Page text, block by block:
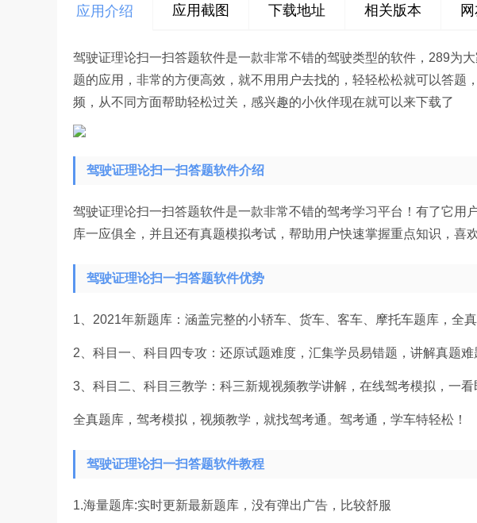
应用介绍 应用截图 下载地址 相关版本
驾驶证理论扫一扫答题软件是一款非常不错的驾驶类型的软件，289为
题的应用，非常的方便高效，就不用用户去找的，轻轻松松就可以答题
频，从不同方面帮助轻松过关，感兴趣的小伙伴现在就可以来下载了
驾驶证理论扫一扫答题软件介绍
驾驶证理论扫一扫答题软件是一款非常不错的驾考学习平台！有了它用
库一应俱全，并且还有真题模拟考试，帮助用户快速掌握重点知识，喜
驾驶证理论扫一扫答题软件优势
1、2021年新题库：涵盖完整的小轿车、货车、客车、摩托车题库，全真
2、科目一、科目四专攻：还原试题难度，汇集学员易错题，讲解真题难
3、科目二、科目三教学：科三新规视频教学讲解，在线驾考模拟，一看
全真题库，驾考模拟，视频教学，就找驾考通。驾考通，学车特轻松！
驾驶证理论扫一扫答题软件教程
1.海量题库:实时更新最新题库，没有弹出广告，比较舒服